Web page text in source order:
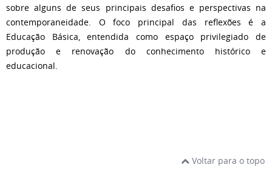
sobre alguns de seus principais desafios e perspectivas na
contemporaneidade. O foco principal das reflexões é a
Educação Básica, entendida como espaço privilegiado de
produção e renovação do conhecimento histórico e
educacional.
Voltar para o topo